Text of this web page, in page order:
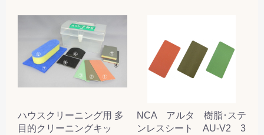
ハウスクリーニング用 多
目的クリーニングキッ
NCA アルタ 樹脂･ステ
ンレスシート AU-V2 3